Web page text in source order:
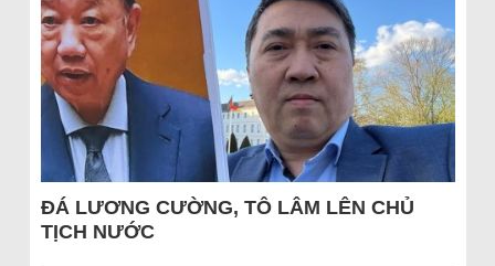
ĐÁ LƯƠNG CƯỜNG, TÔ LÂM LÊN CHỦ
TỊCH NƯỚC